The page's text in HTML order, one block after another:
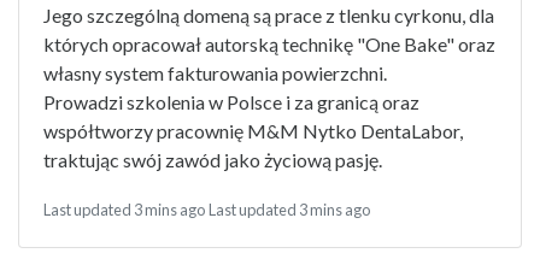
Jego szczególną domeną są prace z tlenku cyrkonu, dla
których opracował autorską technikę "One Bake" oraz
własny system fakturowania powierzchni.
Prowadzi szkolenia w Polsce i za granicą oraz
współtworzy pracownię M&M Nytko DentaLabor,
traktując swój zawód jako życiową pasję.
Last updated 3 mins agoLast updated 3 mins ago